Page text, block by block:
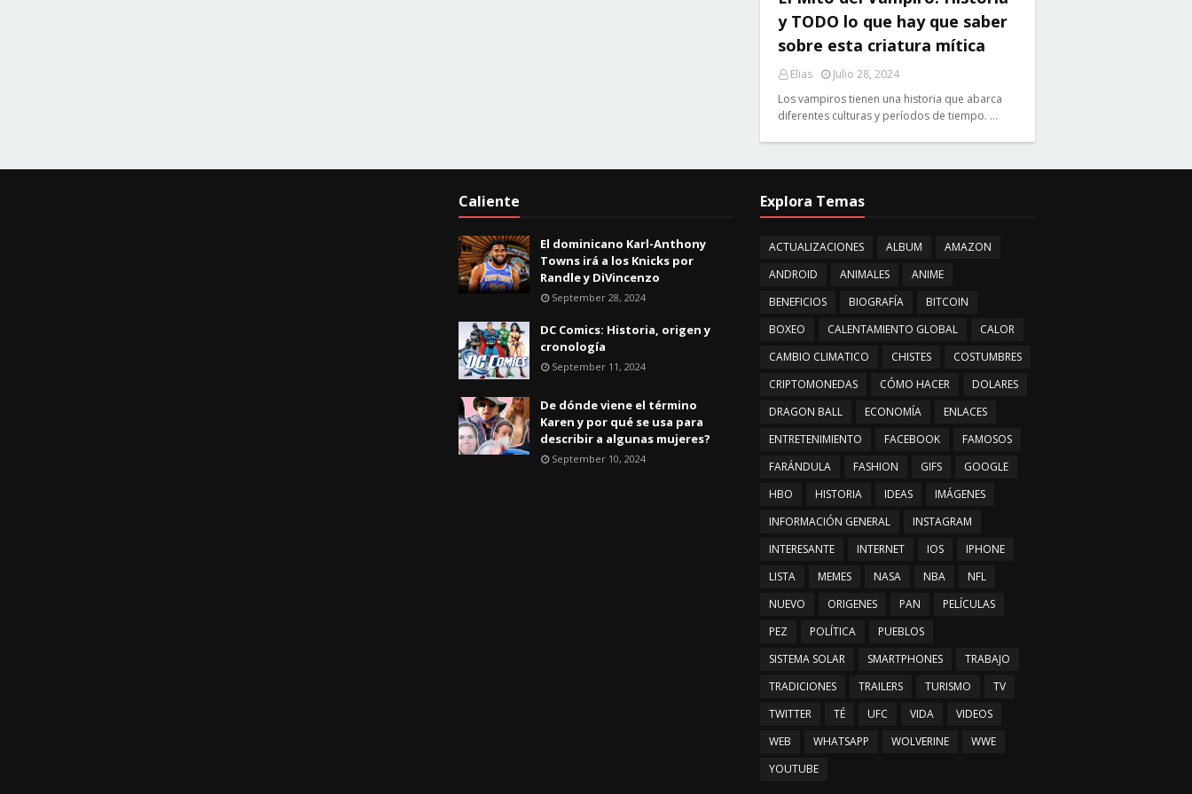
y TODO lo que hay que saber
sobre esta criatura mítica
Elias
Julio 28, 2024
Los vampiros tienen una historia que abarca
diferentes culturas y períodos de tiempo. …
Caliente
El dominicano Karl-Anthony
Towns irá a los Knicks por
Randle y DiVincenzo
September 28, 2024
DC Comics: Historia, origen y
cronología
September 11, 2024
De dónde viene el término
Karen y por qué se usa para
describir a algunas mujeres?
September 10, 2024
Explora Temas
ACTUALIZACIONES ALBUM
AMAZON
ANDROID
ANIMALES
ANIME
BENEFICIOS
BIOGRAFÍA
BITCOIN
BOXEO
CALENTAMIENTO GLOBAL
CALOR
CAMBIO CLIMATICO
CHISTES
COSTUMBRES
CRIPTOMONEDAS
CÓMO HACER
DOLARES
DRAGON BALL
ECONOMÍA
ENLACES
ENTRETENIMIENTO
FACEBOOK
FAMOSOS
FARÁNDULA
FASHION GIFS
GOOGLE
HBO
HISTORIA IDEAS
IMÁGENES
INFORMACIÓN GENERAL
INSTAGRAM
INTERESANTE
INTERNET IOS
IPHONE
LISTA
MEMES NASA NBA
NFL
NUEVO
ORIGENES PAN
PELÍCULAS
PEZ
POLÍTICA
PUEBLOS
SISTEMA SOLAR
SMARTPHONES
TRABAJO
TRADICIONES
TRAILERS TURISMO
TV
TWITTER
TÉ UFC VIDA
VIDEOS
WEB
WHATSAPP WOLVERINE
WWE
YOUTUBE